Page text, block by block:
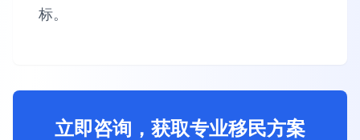
标。
立即咨询，获取专业移民方案